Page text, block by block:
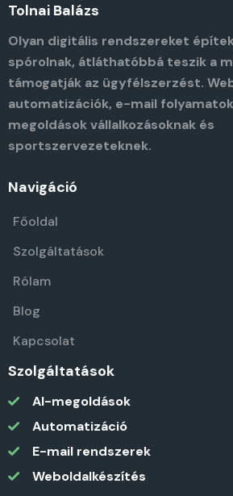
Tolnai Balázs
Olyan digitális rendszereket
spórolnak, átláthatóbbá teszik a
támogatják az ügyfélszerzést.
automatizációk, e-mail
megoldások vállalkozásoknak és
sportszervezeteknek.
Navigáció
Főoldal
Szolgáltatások
Rólam
Blog
Kapcsolat
Szolgáltatások
AI-megoldások
Automatizáció
E-mail rendszerek
Weboldalkészítés